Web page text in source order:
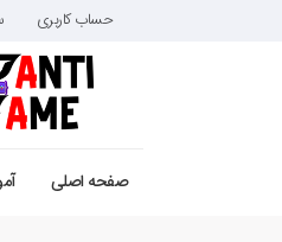
حساب کاربری
صفحه اصلی